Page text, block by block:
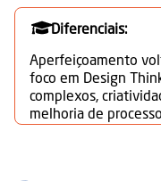
Diferenciais:
Aperfeiçoamento
foco em Design
complexos,
melhoria de